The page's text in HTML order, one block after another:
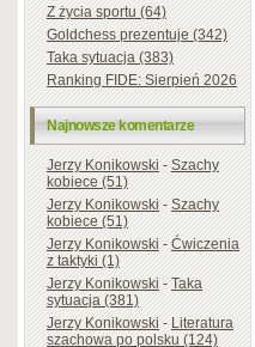
Z życia sportu (64)
Goldchess prezentuje (342)
Taka sytuacja (383)
Ranking FIDE: Sierpień 2026
Najnowsze komentarze
Jerzy Konikowski-Szachy
kobiece (51)
Jerzy Konikowski-Szachy
kobiece (51)
Jerzy Konikowski-Ćwiczenia
z taktyki (1)
Jerzy Konikowski-Taka
sytuacja (381)
Jerzy Konikowski-Literatura
szachowa po polsku (124)